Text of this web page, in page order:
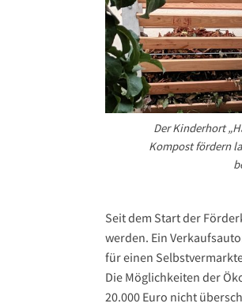
Der Kinderhort
Kompost fördern
Seit dem Start der
werden. Ein
für einen
Die Möglichkeiten der
20.000 Euro nicht